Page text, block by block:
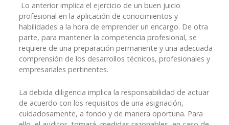
Lo anterior implica el ejercicio de un buen juicio
profesional en la aplicación de conocimientos y
habilidades a la hora de emprender un encargo. De otra
parte, para mantener la competencia profesional, se
requiere de una preparación permanente y una adecuada
comprensión de los desarrollos técnicos, profesionales y
empresariales pertinentes.
La debida diligencia implica la responsabilidad de actuar
de acuerdo con los requisitos de una asignación,
cuidadosamente, a fondo y de manera oportuna. Para